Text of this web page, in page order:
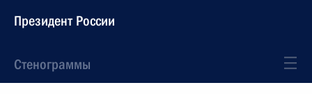
Президент России
Стенограммы